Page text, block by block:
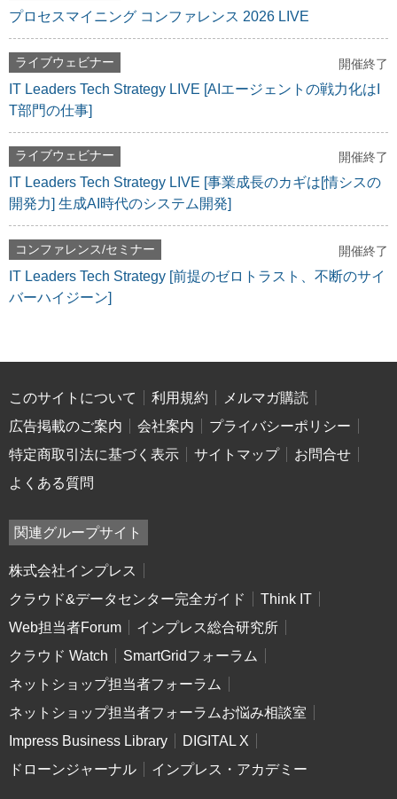
プロセスマイニング コンファレンス 2026 LIVE
ライブウェビナー 開催終了
IT Leaders Tech Strategy LIVE [AIエージェントの戦力化はI
T部門の仕事]
ライブウェビナー 開催終了
IT Leaders Tech Strategy LIVE [事業成長のカギは[情シスの
開発力] 生成AI時代のシステム開発]
コンファレンス/セミナー 開催終了
IT Leaders Tech Strategy [前提のゼロトラスト、不断のサイ
バーハイジーン]
このサイトについて 利用規約
メルマガ購読
広告掲載のご案内
会社案内
プライバシーポリシー
特定商取引法に基づく表示
サイトマップ
お問合せ
よくある質問
関連グループサイト
株式会社インプレス
クラウド&データセンター完全ガイド
Think IT
Web担当者Forum
インプレス総合研究所
クラウド Watch
SmartGridフォーラム
ネットショップ担当者フォーラム
ネットショップ担当者フォーラムお悩み相談室
Impress Business Library
DIGITAL X
ドローンジャーナル
インプレス・アカデミー